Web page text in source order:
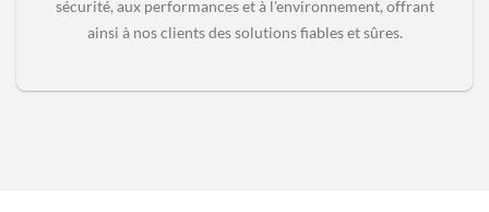
sécurité, aux performances et à l'environnement, offrant
ainsi à nos clients des solutions fiables et sûres.